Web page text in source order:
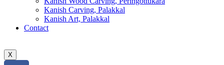
Kanish Carving, Palakkal
Kanish Art, Palakkal
Contact
X